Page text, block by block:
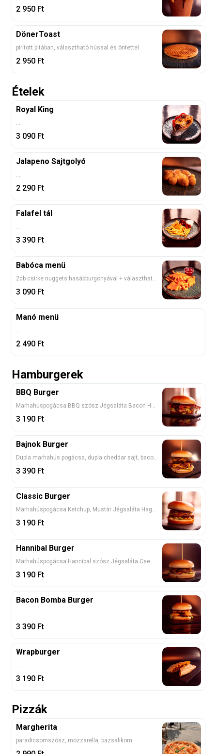
2 950 Ft
DönerToast
pirított pitában, választható hússal és öntettel
2 950 Ft
Ételek
Royal King
...
3 090 Ft
Jalapeno Sajtgolyó
...
2 290 Ft
Falafel tál
...
3 390 Ft
Babóca menü
2db csirke nuggets hasábburgonyával + választható öntettel + 1db választható mini fánkkal + választható 0, 33l üdítővel
3 090 Ft
Manó menü
...
2 490 Ft
Hamburgerek
BBQ Burger
Marhahúspogácsa BBQ szósz Jégsaláta Bacon Hagyma Paradicsom Cheddar sajt Hasábburgonyával
3 190 Ft
Bajnok Burger
Dupla marhahús pogácsa, dupla cheddar sajt, bacon, paradicsom, jégsaláta, lila hagyma, csemege uborka, Hannibal szósz
3 390 Ft
Classic Burger
Marhahúspogácsa Ketchup, Mustár Jégsaláta Hagyma Uborka Paradicsom Cheddar sajt Hasábburgonyával
3 190 Ft
Hannibal Burger
Marhahúspogácsa Hannibal szósz Jégsaláta Csemege uborka Hagyma Paradicsom Cheddar Sajt Hasábburgonyával
3 190 Ft
Bacon Bomba Burger
...
3 390 Ft
Wrapburger
...
3 190 Ft
Pizzák
Margherita
paradicsomszósz, mozzarella, bazsalikom